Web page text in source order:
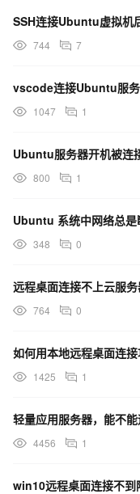
SSH连接Ubuntu虚拟机
744 7
1047 1
800 1
Ubuntu 系统中网络总是
348 0
远程桌面连接不上云服务
764 0
如何用本地远程桌面连接
1425 1
轻量应用服务器，能不
4456 1